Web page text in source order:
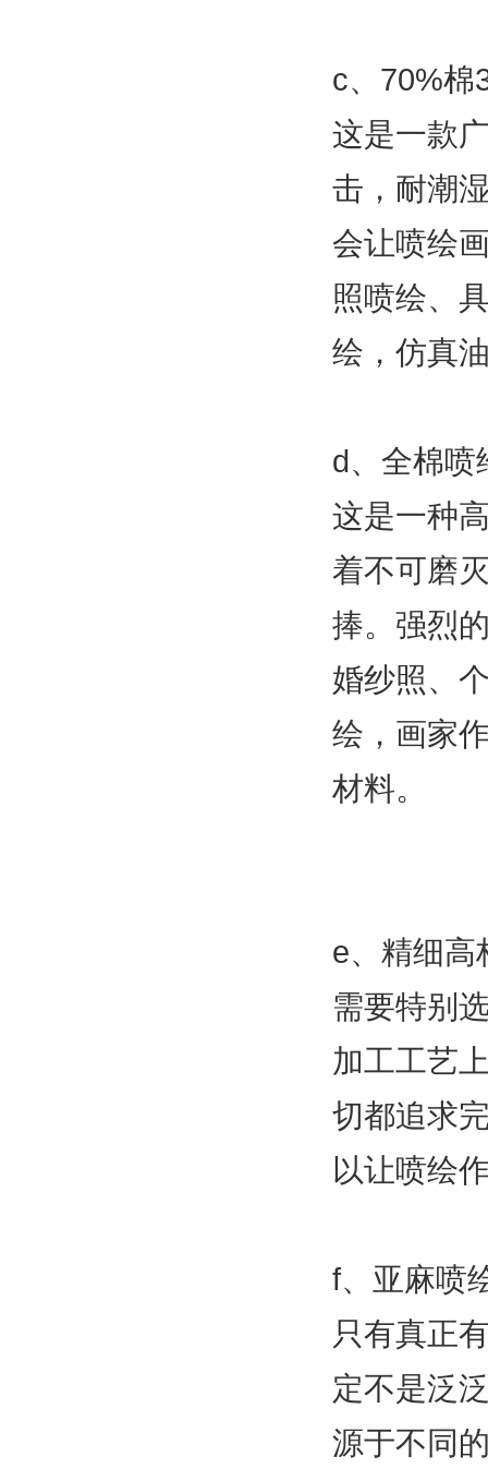
c、70%棉
这是一款
击，耐潮
会让喷绘
照喷绘、
绘，仿真
d、全棉喷
这是一种
着不可磨
捧。强烈
婚纱照、
绘，画家
材料。
e、精细高
需要特别
加工工艺
切都追求
以让喷绘
f、亚麻喷
只有真正
定不是泛
源于不同